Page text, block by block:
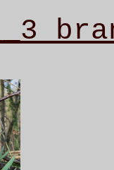
__3